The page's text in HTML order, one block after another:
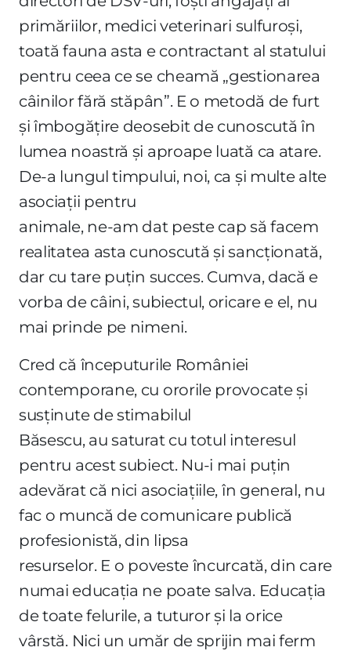
primăriilor, medici veterinari sulfuroși,
toată fauna asta e contractant al statului
pentru ceea ce se cheamă „gestionarea
câinilor fără stăpân”. E o metodă de furt
și îmbogățire deosebit de cunoscută în
lumea noastră și aproape luată ca atare.
De-a lungul timpului, noi, ca și multe alte
asociații pentru
animale, ne-am dat peste cap să facem
realitatea asta cunoscută și sancționată,
dar cu tare puțin succes. Cumva, dacă e
vorba de câini, subiectul, oricare e el, nu
mai prinde pe nimeni.
Cred că începuturile României
contemporane, cu ororile provocate și
susținute de stimabilul
Băsescu, au saturat cu totul interesul
pentru acest subiect. Nu-i mai puțin
adevărat că nici asociațiile, în general, nu
fac o muncă de comunicare publică
profesionistă, din lipsa
resurselor. E o poveste încurcată, din care
numai educația ne poate salva. Educația
de toate felurile, a tuturor și la orice
vârstă. Nici un umăr de sprijin mai ferm